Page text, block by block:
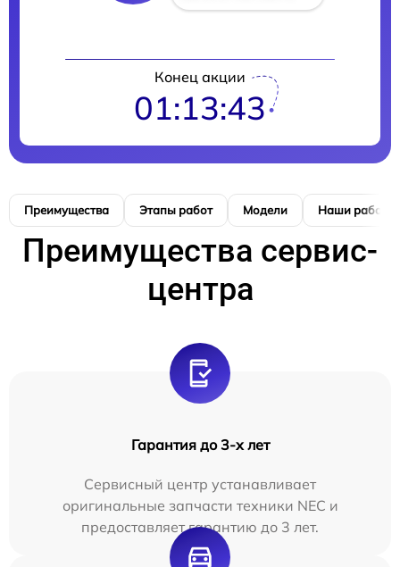
Конец акции
01:13:42
Преимущества Этапы работ Модели Наши работы
Преимущества сервис-
центра
Гарантия до 3-х лет
Сервисный центр устанавливает
оригинальные запчасти техники NEC и
предоставляет гарантию до 3 лет.